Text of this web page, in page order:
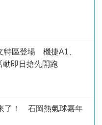
特區登場 機捷A1、
動即日搶先開跑
了！ 石岡熱氣球嘉年